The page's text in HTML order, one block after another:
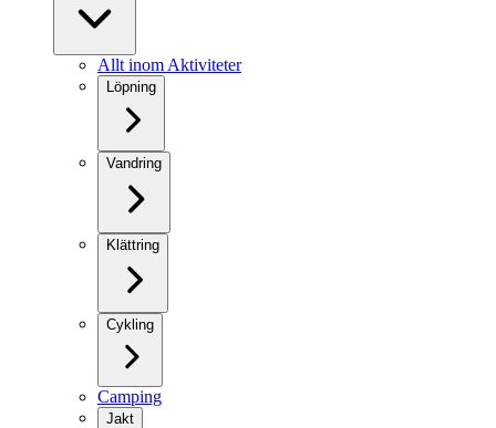
Allt inom Aktiviteter
Löpning
Vandring
Klättring
Cykling
Camping
Jakt